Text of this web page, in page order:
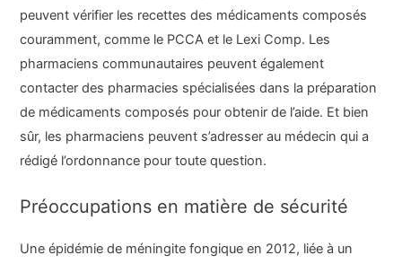
peuvent vérifier les recettes des médicaments composés
couramment, comme le PCCA et le Lexi Comp. Les
pharmaciens communautaires peuvent également
contacter des pharmacies spécialisées dans la préparation
de médicaments composés pour obtenir de l’aide. Et bien
sûr, les pharmaciens peuvent s’adresser au médecin qui a
rédigé l’ordonnance pour toute question.
Préoccupations en matière de sécurité
Une épidémie de méningite fongique en 2012, liée à un